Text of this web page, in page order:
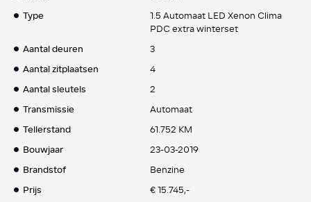
Type
1.5 Automaat LED Xenon Clima
PDC extra winterset
Aantal deuren
3
Aantal zitplaatsen
4
Aantal sleutels
2
Transmissie
Automaat
Tellerstand
61.752 KM
Bouwjaar
23-03-2019
Brandstof
Benzine
Prijs
€ 15.745,-